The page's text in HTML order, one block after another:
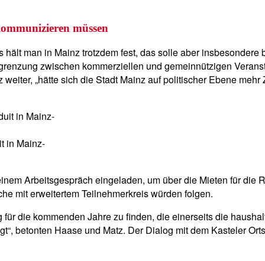
müssen
man in Mainz trotzdem fest, das solle aber
zwischen kommerziellen und gemeinnützigen
„hätte sich die Stadt Mainz auf politischer Ebene
in Mainz-
Arbeitsgespräch eingeladen, um über die Mieten für
mit erweitertem Teilnehmerkreis würden folgen.
die kommenden Jahre zu finden, die einerseits die
betonten Haase und Matz. Der Dialog mit dem Kasteler